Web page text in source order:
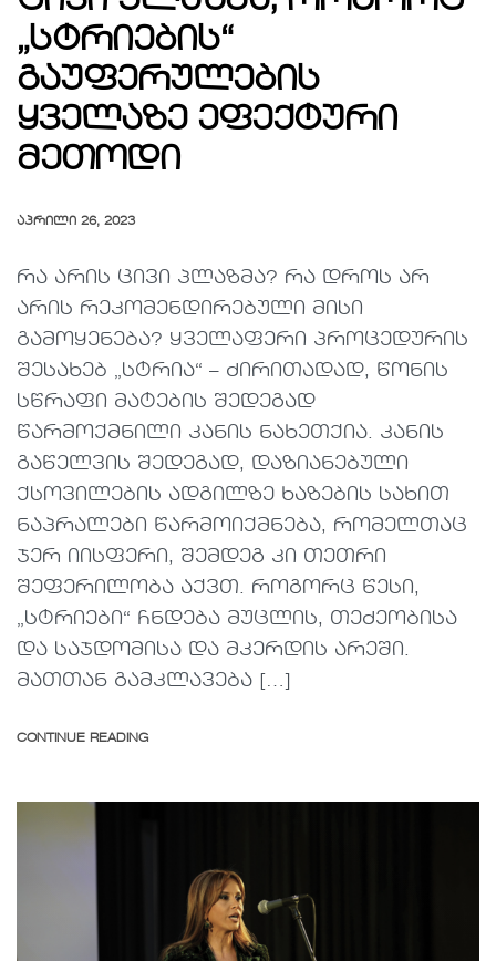
„სტრიების“
გაუფერულების
ყველაზე ეფექტური
მეთოდი
ᲐᲞᲠᲘᲚᲘ 26, 2023
რა არის ცივი პლაზმა? რა დროს არ
არის რეკომენდირებული მისი
გამოყენება? ყველაფერი პროცედურის
შესახებ „სტრია“ – ძირითადად, წონის
სწრაფი მატების შედეგად
წარმოქმნილი კანის ნახეთქია. კანის
გაწელვის შედეგად, დაზიანებული
ქსოვილების ადგილზე ხაზების სახით
ნაპრალები წარმოიქმნება, რომელთაც
ჯერ იისფერი, შემდეგ კი თეთრი
შეფერილობა აქვთ. როგორც წესი,
„სტრიები“ ჩნდება მუცლის, თეძეობისა
და საჯდომისა და მკერდის არეში.
მათთან გამკლავება […]
CONTINUE READING